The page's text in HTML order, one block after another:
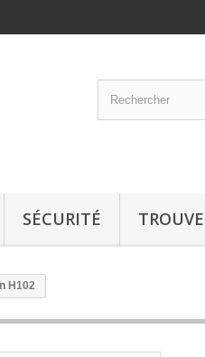
SÉCURITÉ
H102